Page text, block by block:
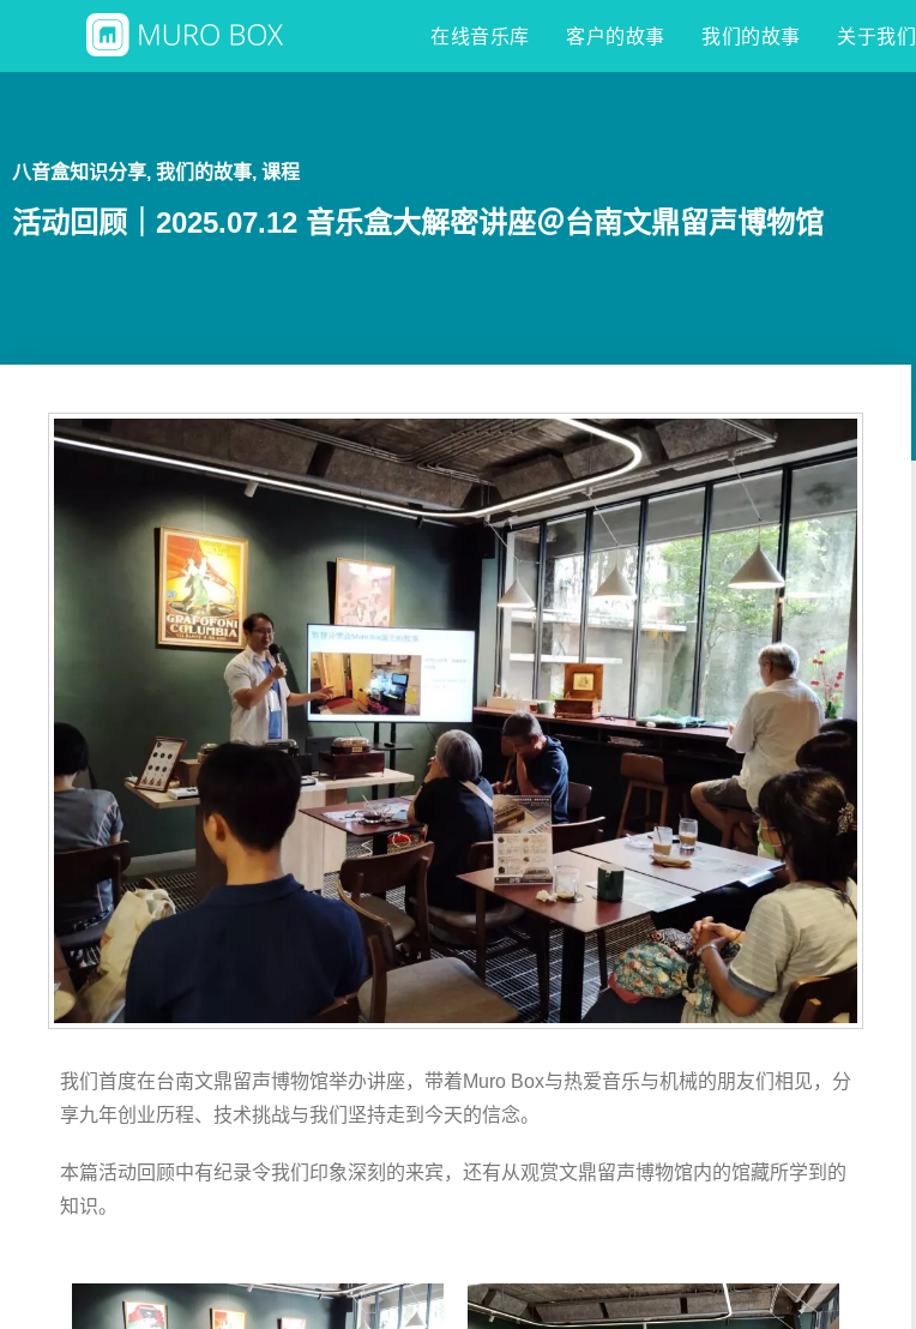
在线音乐库 客户的故事 我们的故事 关于我们
八音盒知识分享, 我们的故事, 课程
活动回顾｜2025.07.12 音乐盒大解密讲座＠台南文鼎留声博物馆
我们首度在台南文鼎留声博物馆举办讲座，带着Muro Box与热爱音乐与机械的朋友们相见，分
享九年创业历程、技术挑战与我们坚持走到今天的信念。
本篇活动回顾中有纪录令我们印象深刻的来宾，还有从观赏文鼎留声博物馆内的馆藏所学到的
知识。